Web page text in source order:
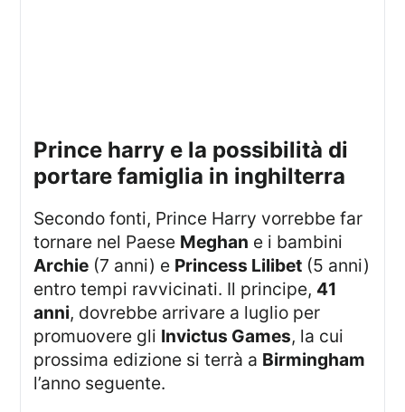
prince harry e la possibilità di
portare famiglia in inghilterra
Secondo fonti, Prince Harry vorrebbe far
tornare nel Paese Meghan e i bambini
Archie (7 anni) e Princess Lilibet (5 anni)
entro tempi ravvicinati. Il principe, 41
anni, dovrebbe arrivare a luglio per
promuovere gli Invictus Games, la cui
prossima edizione si terrà a Birmingham
l’anno seguente.